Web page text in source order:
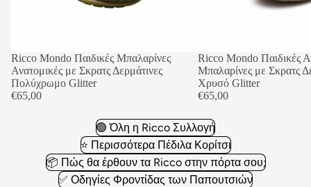
Ricco Mondo Παιδικές Μπαλαρίνες
Ανατομικές με Σκρατς Δερμάτινες
Πολύχρωμο Glitter
€65,00
Ricco Mondo Παιδικές
Μπαλαρίνες με Σκρατς
Χρυσό Glitter
€65,00
🟢 Όλη η Ricco Συλλογή
⭐ Περισσότερα Πέδιλα Κορίτσι
📦 Πώς θα έρθουν τα Ricco στην πόρτα σου;
✅ Οδηγίες Φροντίδας των Παπουτσιών